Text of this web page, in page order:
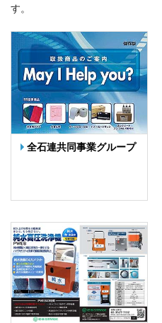
す。
全石連共同事業グループ